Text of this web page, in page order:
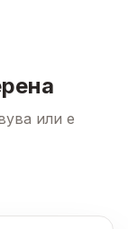
или е